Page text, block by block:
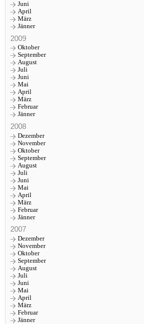
Juni
April
März
Jänner
2009
Oktober
September
August
Juli
Juni
Mai
April
März
Februar
Jänner
2008
Dezember
November
Oktober
September
August
Juli
Juni
Mai
April
März
Februar
Jänner
2007
Dezember
November
Oktober
September
August
Juli
Juni
Mai
April
März
Februar
Jänner